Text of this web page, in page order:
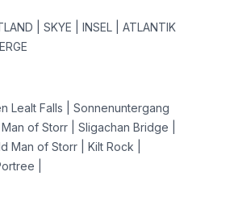
| SKYE | INSEL | ATLANTIK
Lealt Falls | Sonnenuntergang
of Storr | Sligachan Bridge |
Man of Storr | Kilt Rock |
|